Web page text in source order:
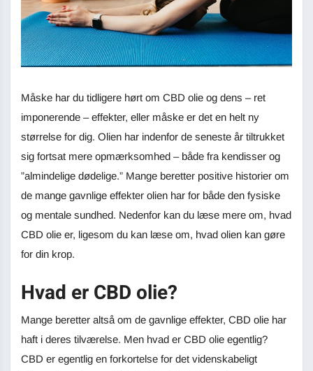
Måske har du tidligere hørt om CBD olie og dens – ret
imponerende – effekter, eller måske er det en helt ny
størrelse for dig. Olien har indenfor de seneste år tiltrukket
sig fortsat mere opmærksomhed – både fra kendisser og
”almindelige dødelige.” Mange beretter positive historier om
de mange gavnlige effekter olien har for både den fysiske
og mentale sundhed. Nedenfor kan du læse mere om, hvad
CBD olie er, ligesom du kan læse om, hvad olien kan gøre
for din krop.
Hvad er CBD olie?
Mange beretter altså om de gavnlige effekter, CBD olie har
haft i deres tilværelse. Men hvad er CBD olie egentlig?
CBD er egentlig en forkortelse for det videnskabeligt